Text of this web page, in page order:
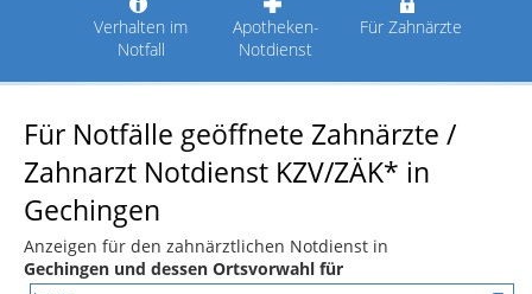
Verhalten im
Notfall
Apotheken-
Notdienst
Für Zahnärzte
Für Notfälle geöffnete Zahnärzte /
Zahnarzt Notdienst KZV/ZÄK* in
Gechingen
Anzeigen für den zahnärztlichen Notdienst in
Gechingen und dessen Ortsvorwahl für